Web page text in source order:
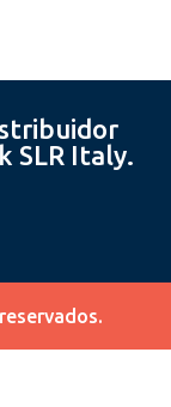
SLR Italy.